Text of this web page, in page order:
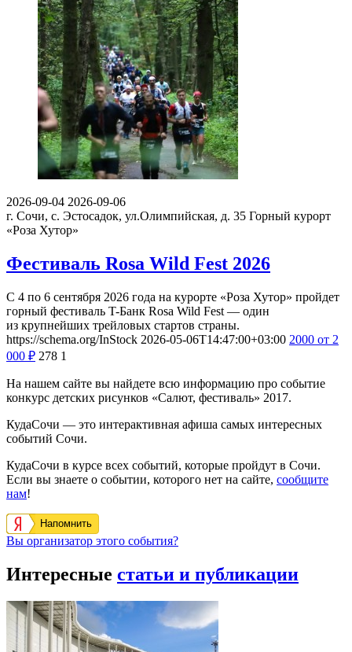
2026-09-04 2026-09-06
г. Сочи, с. Эстосадок, ул.Олимпийская, д. 35 Горный курорт
«Роза Хутор»
Фестиваль Rosa Wild Fest 2026
С 4 по 6 сентября 2026 года на курорте «Роза Хутор» пройдет
горный фестиваль T-Банк Rosa Wild Fest — один
из крупнейших трейловых стартов страны.
https://schema.org/InStock 2026-05-06T14:47:00+03:00 2000 от 2
000 ₽ 278 1
На нашем сайте вы найдете всю информацию про событие
конкурс детских рисунков «Салют, фестиваль» 2017.
КудаСочи — это интерактивная афиша самых интересных
событий Сочи.
КудаСочи в курсе всех событий, которые пройдут в Сочи.
Если вы знаете о событии, которого нет на сайте, сообщите
нам!
Напомнить
Вы организатор этого события?
Интересные статьи и публикации